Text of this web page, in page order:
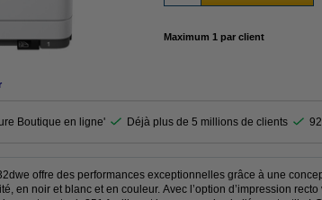
Maximum 1 par client
Boutique en ligne' Déjà plus de 5 millions de clients
offre des performances exceptionnelles grâce à une
en noir et blanc et en couleur. Avec l’option d’impression